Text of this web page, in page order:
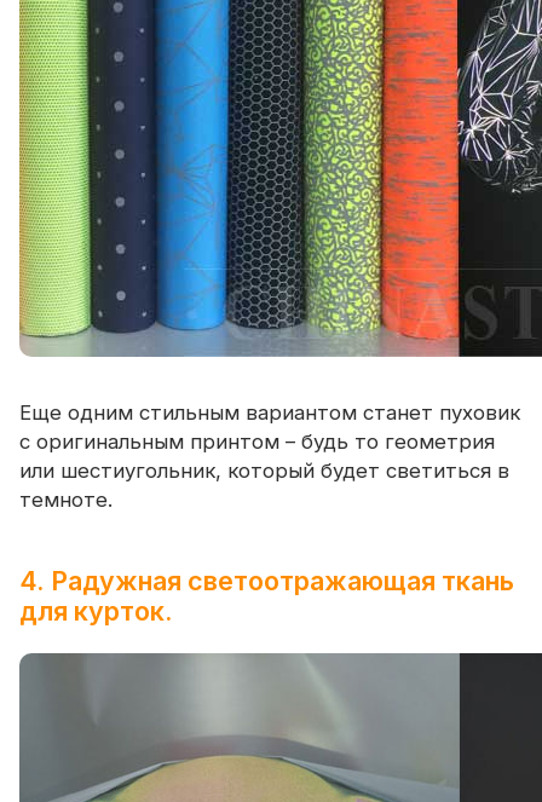
Еще одним стильным вариантом станет пуховик
с оригинальным принтом – будь то геометрия
или шестиугольник, который будет светиться в
темноте.
4. Радужная светоотражающая ткань
для курток.